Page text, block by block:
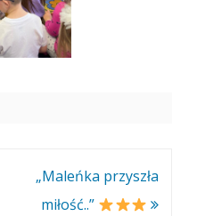
„Maleńka przyszła
miłość..”